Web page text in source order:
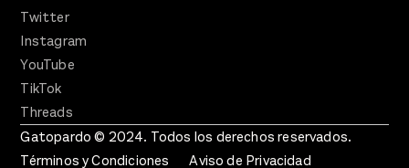
Twitter
Instagram
YouTube
TikTok
Threads
Gatopardo © 2024. Todos los derechos reservados.
Términos y Condiciones
Aviso de Privacidad